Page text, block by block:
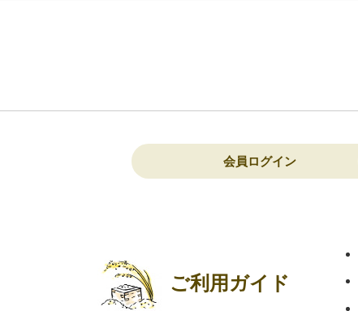
会員ログイン
ご利用ガイド